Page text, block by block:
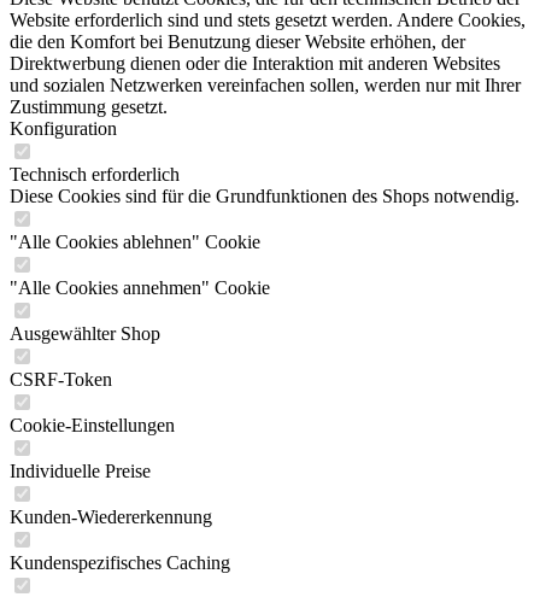
Website erforderlich sind und stets gesetzt werden. Andere Cookies,
die den Komfort bei Benutzung dieser Website erhöhen, der
Direktwerbung dienen oder die Interaktion mit anderen Websites
und sozialen Netzwerken vereinfachen sollen, werden nur mit Ihrer
Zustimmung gesetzt.
Konfiguration
Technisch erforderlich
Diese Cookies sind für die Grundfunktionen des Shops notwendig.
"Alle Cookies ablehnen" Cookie
"Alle Cookies annehmen" Cookie
Ausgewählter Shop
CSRF-Token
Cookie-Einstellungen
Individuelle Preise
Kunden-Wiedererkennung
Kundenspezifisches Caching